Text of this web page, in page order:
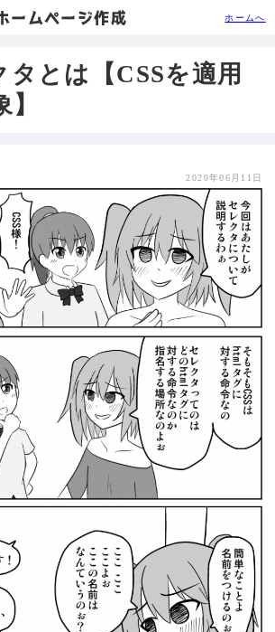
ームページ作成 ホームへ
タとは【CSSを適用
2020年06月11日